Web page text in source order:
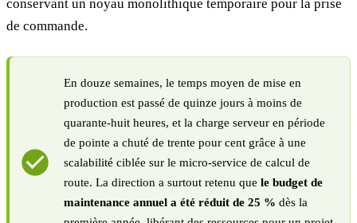
conservant un noyau monolithique temporaire pour la prise
de commande.
En douze semaines, le temps moyen de mise en
production est passé de quinze jours à moins de
quarante‑huit heures, et la charge serveur en période
de pointe a chuté de trente pour cent grâce à une
scalabilité ciblée sur le micro‑service de calcul de
route. La direction a surtout retenu que le budget de
maintenance annuel a été réduit de 25 % dès la